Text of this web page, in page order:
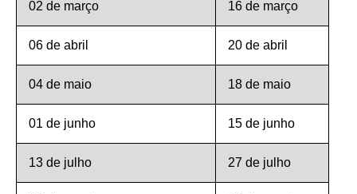
02 de março 16 de março
06 de abril 20 de abril
04 de maio 18 de maio
01 de junho 15 de junho
13 de julho 27 de julho